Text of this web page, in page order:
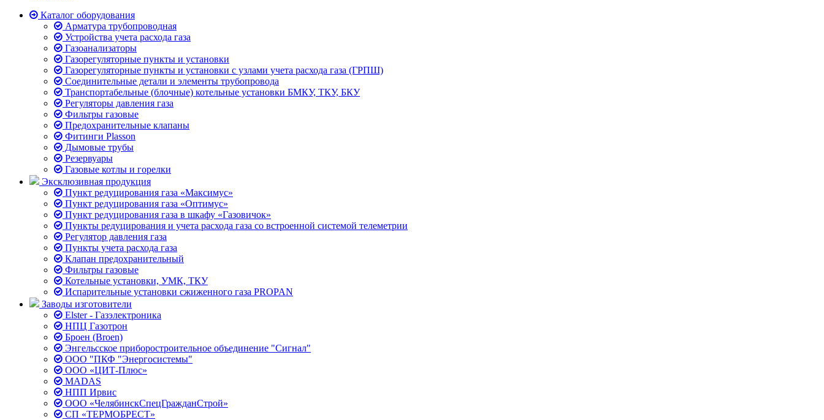
Каталог оборудования
Арматура трубопроводная
Устройства учета расхода газа
Газоанализаторы
Газорегуляторные пункты и установки
Газорегуляторные пункты и установки с узлами учета расхода газа (ГРПШ)
Соединительные детали и элементы трубопровода
Транспортабельные (блочные) котельные установки БМКУ, ТКУ, БКУ
Регуляторы давления газа
Фильтры газовые
Предохранительные клапаны
Фитинги Plasson
Дымовые трубы
Резервуары
Газовые котлы и горелки
Эксклюзивная продукция
Пункт редуцирования газа «Максимус»
Пункт редуцирования газа «Оптимус»
Пункт редуцирования газа в шкафу «Газовичок»
Пункты редуцирования и учета расхода газа со встроенной системой телеметрии
Регулятор давления газа
Пункты учета расхода газа
Клапан предохранительный
Фильтры газовые
Котельные установки, УМК, ТКУ
Испарительные установки сжиженного газа PROPAN
Заводы изготовители
Elster - Газэлектроника
НПЦ Газотрон
Броен (Broen)
Энгельсское приборостроительное объединение "Сигнал"
ООО "ПКФ "Энергосистемы"
ООО «ЦИТ-Плюс»
MADAS
НПП Ирвис
ООО «ЧелябинскСпецГражданСтрой»
СП «ТЕРМОБРЕСТ»